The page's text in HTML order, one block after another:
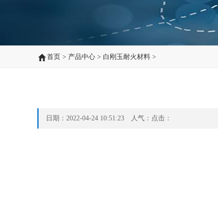
首页 > 产品中心 > 白刚玉耐火材料 >
日期：2022-04-24 10:51:23 人气：点击：